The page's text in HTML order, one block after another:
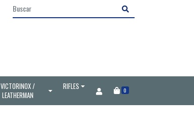
VICTORINOX /
LEATHERMAN
RIFLES 0